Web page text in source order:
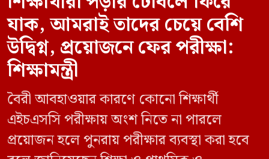
যাক, আমরাই তাদের চেয়ে বেশি
উদ্বিগ্ন, প্রয়োজনে ফের পরীক্ষা:
শিক্ষামন্ত্রী
বৈরী আবহাওয়ার কারণে কোনো শিক্ষার্থী
এইচএসসি পরীক্ষায় অংশ নিতে না পারলে
প্রয়োজন হলে পুনরায় পরীক্ষার ব্যবস্থা করা হবে